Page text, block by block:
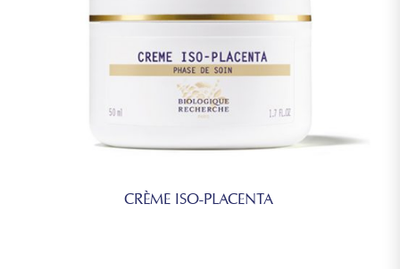
CRÈME ISO-PLACENTA